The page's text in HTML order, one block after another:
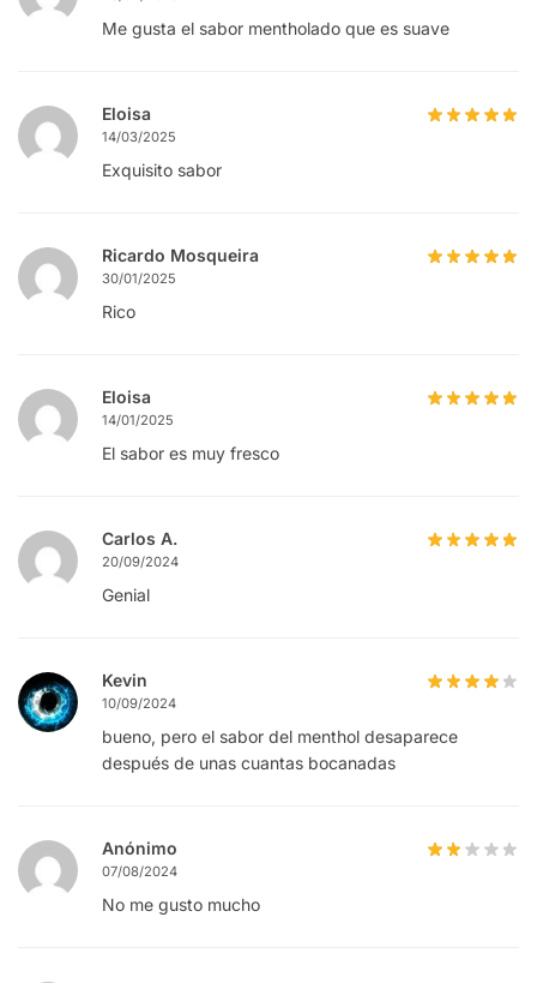
Me gusta el sabor mentholado que es suave
Eloisa
14/03/2025
Exquisito sabor
Ricardo Mosqueira
30/01/2025
Rico
Eloisa
14/01/2025
El sabor es muy fresco
Carlos A.
20/09/2024
Genial
Kevin
10/09/2024
bueno, pero el sabor del menthol desaparece
después de unas cuantas bocanadas
Anónimo
07/08/2024
No me gusto mucho